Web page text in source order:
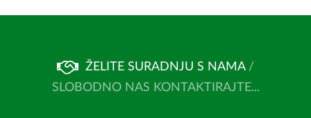
ŽELITE SURADNJU S NAMA /
SLOBODNO NAS KONTAKTIRAJTE...